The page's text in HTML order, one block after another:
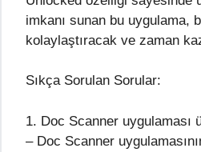
imkanı sunan bu uygulama,
kolaylaştıracak ve zaman
Sıkça Sorulan Sorular:
1. Doc Scanner uygulaması
– Doc Scanner